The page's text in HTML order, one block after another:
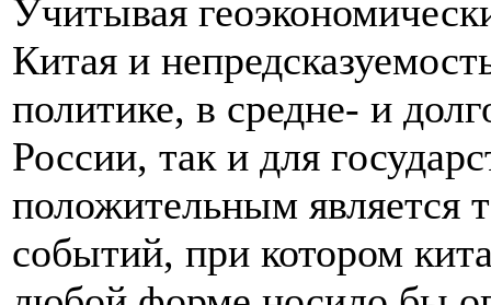
Учитывая
Китая и
политике, в средне- и
России, так и для
положительным является
событий, при котором